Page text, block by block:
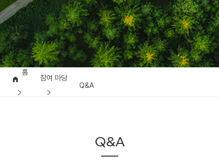
홈
참여 마당
Q&A
Q&A